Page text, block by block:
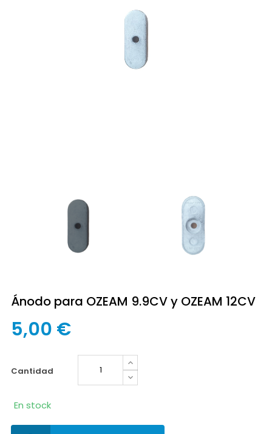
Ánodo para OZEAM 9.9CV y OZEAM 12CV
5,00 €
cantidad
En stock